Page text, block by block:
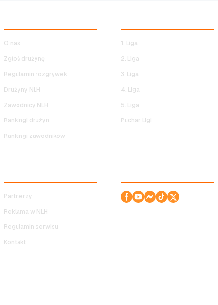
O nas
Zgłoś drużynę
Regulamin rozgrywek
Drużyny NLH
Zawodnicy NLH
Rankingi drużyn
Rankingi zawodników
1. Liga
2. Liga
3. Liga
4. Liga
5. Liga
Puchar Ligi
Partnerzy
Reklama w NLH
Regulamin serwisu
Kontakt